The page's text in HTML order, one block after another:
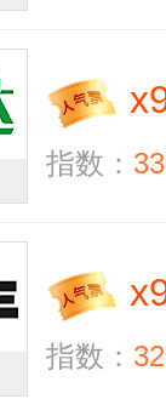
x
指数：
x
指数：